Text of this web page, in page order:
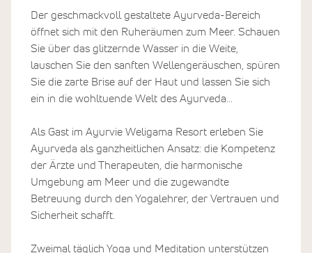
Der geschmackvoll gestaltete Ayurveda-Bereich
öffnet sich mit den Ruheräumen zum Meer. Schauen
Sie über das glitzernde Wasser in die Weite,
lauschen Sie den sanften Wellengeräuschen, spüren
Sie die zarte Brise auf der Haut und lassen Sie sich
ein in die wohltuende Welt des Ayurveda...
Als Gast im Ayurvie Weligama Resort erleben Sie
Ayurveda als ganzheitlichen Ansatz: die Kompetenz
der Ärzte und Therapeuten, die harmonische
Umgebung am Meer und die zugewandte
Betreuung durch den Yogalehrer, der Vertrauen und
Sicherheit schafft.
Zweimal täglich Yoga und Meditation unterstützen